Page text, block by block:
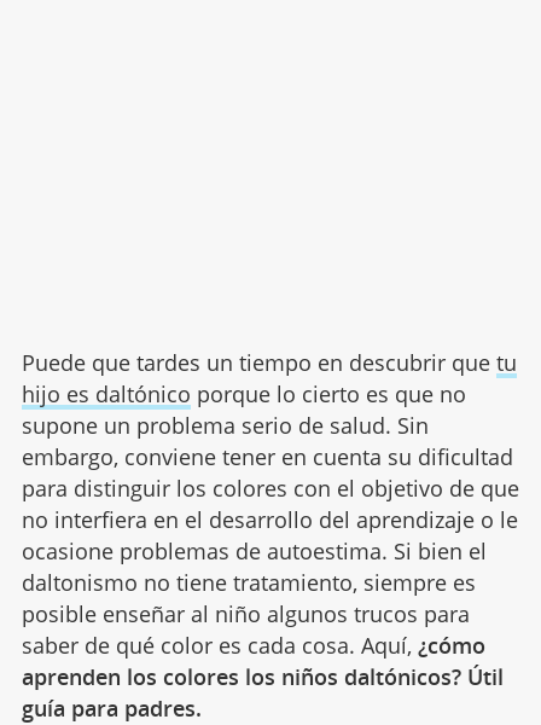
Puede que tardes un tiempo en descubrir que tu
hijo es daltónico porque lo cierto es que no
supone un problema serio de salud. Sin
embargo, conviene tener en cuenta su dificultad
para distinguir los colores con el objetivo de que
no interfiera en el desarrollo del aprendizaje o le
ocasione problemas de autoestima. Si bien el
daltonismo no tiene tratamiento, siempre es
posible enseñar al niño algunos trucos para
saber de qué color es cada cosa. Aquí, ¿cómo
aprenden los colores los niños daltónicos? Útil
guía para padres.